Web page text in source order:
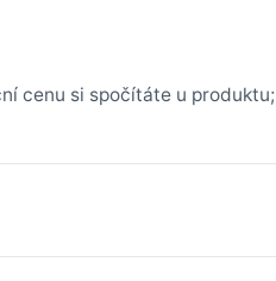
cenu si spočítáte u produktu;